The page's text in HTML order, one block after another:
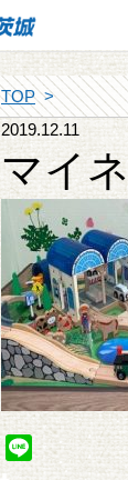
TOP
2019.12.11
マイ
Line